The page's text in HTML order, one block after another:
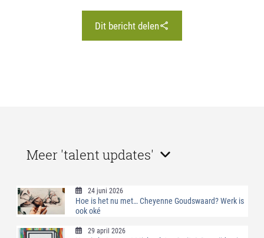
Dit bericht delen
Meer 'talent updates'
24 juni 2026
Hoe is het nu met… Cheyenne Goudswaard? Werk is
ook oké
29 april 2026